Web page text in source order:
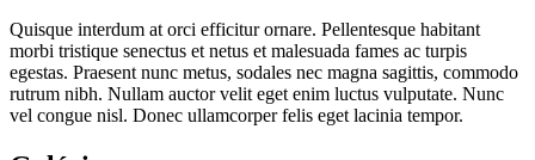
Quisque interdum at orci efficitur ornare. Pellentesque habitant
morbi tristique senectus et netus et malesuada fames ac turpis
egestas. Praesent nunc metus, sodales nec magna sagittis, commodo
rutrum nibh. Nullam auctor velit eget enim luctus vulputate. Nunc
vel congue nisl. Donec ullamcorper felis eget lacinia tempor.